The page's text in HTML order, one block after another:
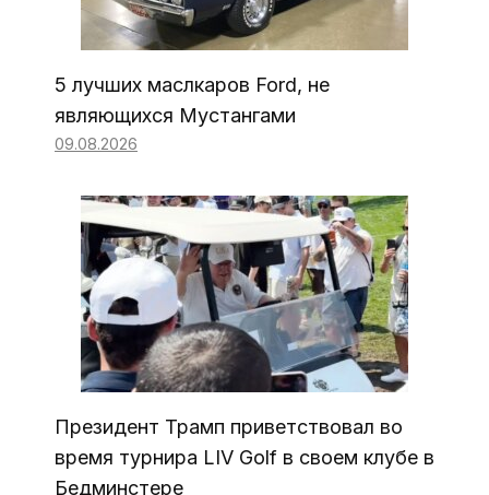
5 лучших маслкаров Ford, не
являющихся Мустангами
09.08.2026
Президент Трамп приветствовал во
время турнира LIV Golf в своем клубе в
Бедминстере